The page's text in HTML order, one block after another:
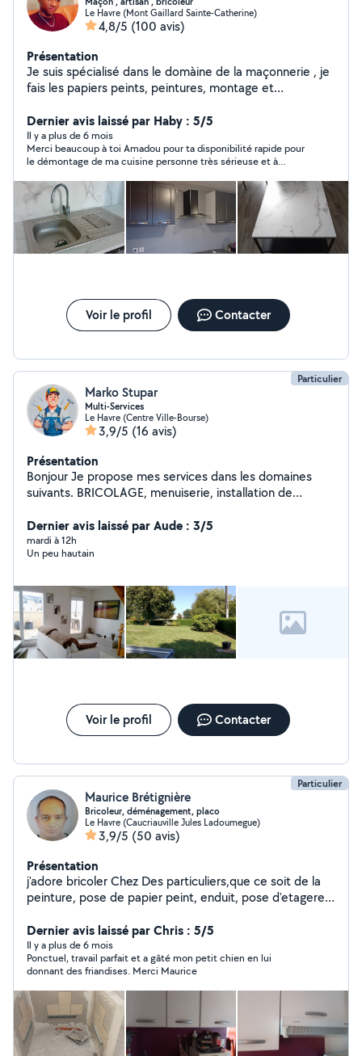
Le Havre (Mont Gaillard Sainte-Catherine)
4,8/5 (100 avis)
Présentation
Je suis spécialisé dans le domàine de la maçonnerie , je
fais les papiers peints, peintures, montage et
travail , fixer de tv au mur , fixer des barres de rideaux
etc .. donc n'hésitez pas en cas de besoin et vous
pouvez aussi allez jettez un œil à mon travail dans ma
galerie photos. Merci.
Dernier avis laissé par Haby : 5/5
Il y a plus de 6 mois
Merci beaucoup à toi Amadou pour ta disponibilité rapide pour
le démontage de ma cuisine personne très sérieuse et à
Voir le profil Contacter
Particulier
Marko Stupar
Multi-Services
Le Havre (Centre Ville-Bourse)
3,9/5 (16 avis)
Présentation
Bonjour Je propose mes services dans les domaines
suivants. BRICOLAGE, menuiserie, installation de
quincaillerie, faïence, carrelage, placoplâtre, pose de
verrière, fixation de télévision, pose d'étagère, montage
meuble de cuisine, découpe plan de travail. ESPACE
motoculture, nettoyage Karcher. TRAVAIL SOIGNÉ
Plusieurs années d'expériences Formation FACTOTUM &
JARDINIER PAYSAGISTE
Dernier avis laissé par Aude : 3/5
mardi à 12h
Un peu hautain
Voir le profil Contacter
Particulier
Maurice Brétignière
Bricoleur, déménagement, placo
Le Havre (Caucriauville Jules Ladoumegue)
3,9/5 (50 avis)
Présentation
j'adore bricoler Chez Des particuliers,que ce soit de la
peinture, pose de papier peint, enduit, pose d'etageres,
demenagement., montage et démontage de meubles,
manutentions diverses , sorties et gardes de chien ou
chat, placoplâtre, carrelage
Dernier avis laissé par Chris : 5/5
Il y a plus de 6 mois
Ponctuel, travail parfait et a gâté mon petit chien en lui
donnant des friandises. Merci Maurice